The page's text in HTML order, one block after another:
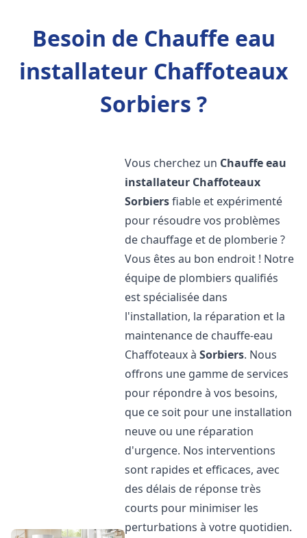
Besoin de Chauffe eau
installateur Chaffoteaux
Sorbiers ?
Vous cherchez un Chauffe eau
installateur Chaffoteaux
Sorbiersfiable et expérimenté
pour résoudre vos problèmes
de chauffage et de plomberie ?
Vous êtes au bon endroit ! Notre
équipe de plombiers qualifiés
est spécialisée dans
l'installation, la réparation et la
maintenance de chauffe-eau
Chaffoteaux àSorbiers. Nous
offrons une gamme de services
pour répondre à vos besoins,
que ce soit pour une installation
neuve ou une réparation
d'urgence. Nos interventions
sont rapides et efficaces, avec
des délais de réponse très
courts pour minimiser les
perturbations à votre quotidien.